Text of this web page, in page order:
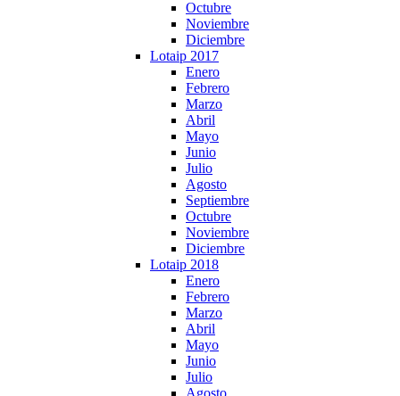
Octubre
Noviembre
Diciembre
Lotaip 2017
Enero
Febrero
Marzo
Abril
Mayo
Junio
Julio
Agosto
Septiembre
Octubre
Noviembre
Diciembre
Lotaip 2018
Enero
Febrero
Marzo
Abril
Mayo
Junio
Julio
Agosto